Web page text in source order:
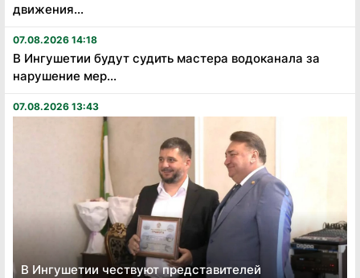
движения...
07.08.2026 14:18
В Ингушетии будут судить мастера водоканала за
нарушение мер...
07.08.2026 13:43
В Ингушетии чествуют представителей